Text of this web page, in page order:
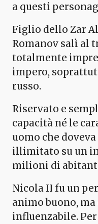
a questi
Figlio dello Zar
Romanov salì al
totalmente
impero,
russo.
Riservato e
capacità né le
uomo che
illimitato su un
milioni di
Nicola II fu un
animo buono,
influenzabile.